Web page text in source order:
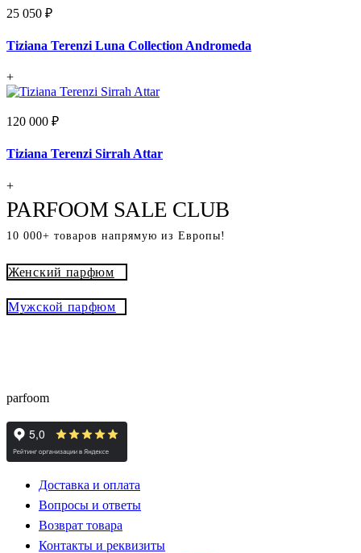
25 050 ₽
Tiziana Terenzi Luna Collection Andromeda
+
120 000 ₽
Tiziana Terenzi Sirrah Attar
+
PARFOOM SALE CLUB
10 000+ товаров напрямую из Европы!
Женский парфюм
Мужской парфюм
parfoom
Доставка и оплата
Вопросы и ответы
Возврат товара
Контакты и реквизиты